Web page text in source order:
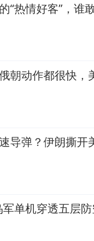
“热情好客”，谁
朝动作都很快，
导弹？伊朗撕开
单机穿透五层